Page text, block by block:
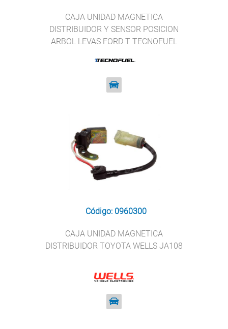
CAJA UNIDAD MAGNETICA
DISTRIBUIDOR Y SENSOR POSICION
ARBOL LEVAS FORD T TECNOFUEL
Código: 0960300
CAJA UNIDAD MAGNETICA
DISTRIBUIDOR TOYOTA WELLS JA108